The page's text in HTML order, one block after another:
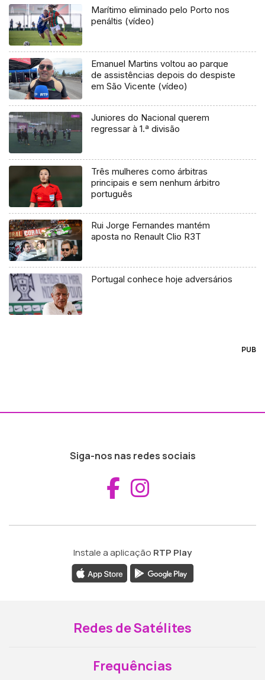
Marítimo eliminado pelo Porto nos
penáltis (vídeo)
Emanuel Martins voltou ao parque
de assistências depois do despiste
em São Vicente (vídeo)
Juniores do Nacional querem
regressar à 1.ª divisão
Três mulheres como árbitras
principais e sem nenhum árbitro
português
Rui Jorge Fernandes mantém
aposta no Renault Clio R3T
Portugal conhece hoje adversários
PUB
Siga-nos nas redes sociais
Aceder ao
Instale a aplicação RTP Play
Redes de Satélites
Frequências